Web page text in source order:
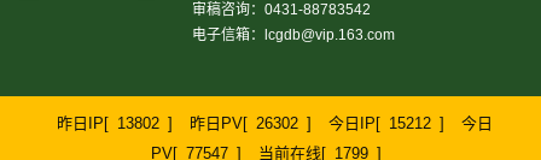
审稿咨询：0431-88783542
电子信箱：
lcgdb@vip.163.com
昨日IP[ 13802 ] 昨日PV[ 26302 ] 今日IP[ 15212 ]
今日
PV[ 77547 ] 当前在线[ 1799 ]